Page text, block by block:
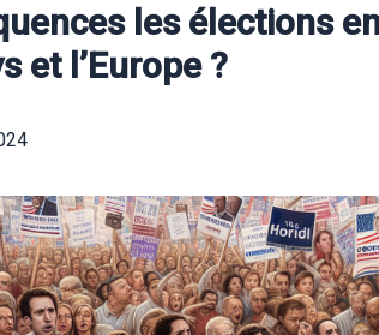
les élections
et l’Europe ?